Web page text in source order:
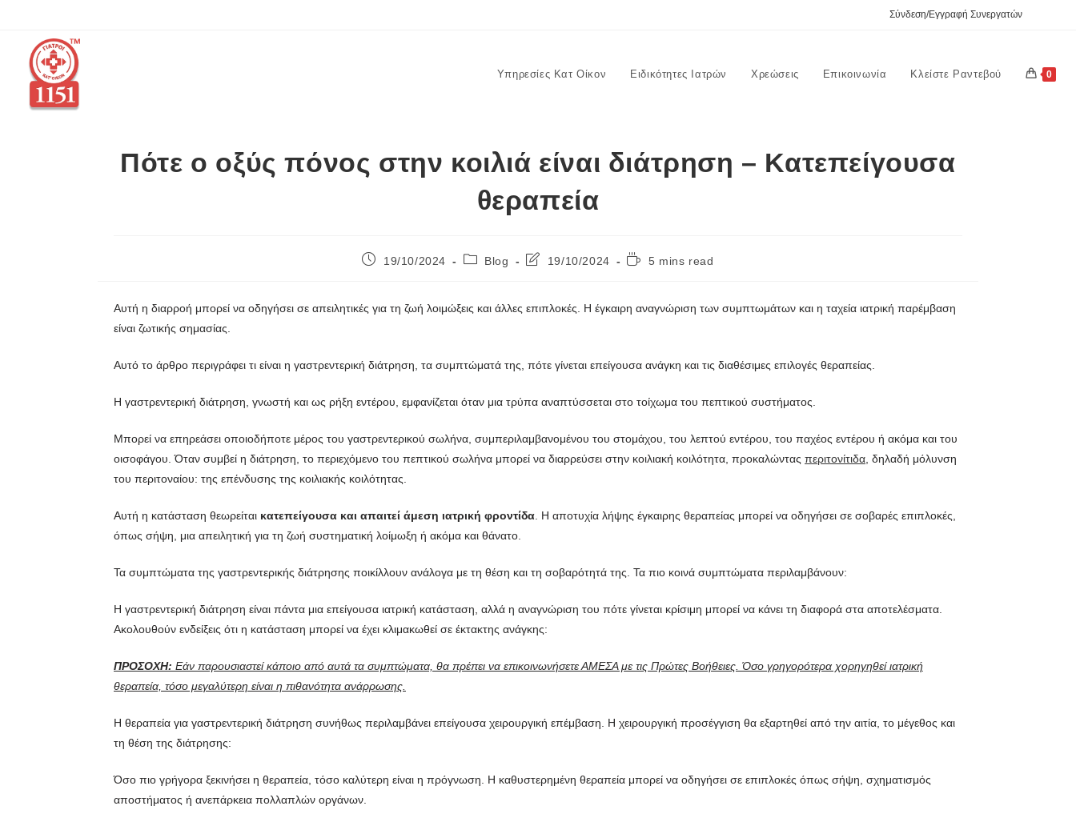
Σύνδεση/Εγγραφή Συνεργατών
Υπηρεσίες Κατ Οίκον Ειδικότητες Ιατρών Χρεώσεις Επικοινωνία Κλείστε Ραντεβού 0
Πότε ο οξύς πόνος στην κοιλιά είναι διάτρηση – Κατεπείγουσα
θεραπεία
19/10/2024 Blog 19/10/2024 5 mins read
Αυτή η διαρροή μπορεί να οδηγήσει σε απειλητικές για τη ζωή λοιμώξεις και άλλες επιπλοκές. Η έγκαιρη αναγνώριση των συμπτωμάτων και η ταχεία ιατρική παρέμβαση
είναι ζωτικής σημασίας.
Αυτό το άρθρο περιγράφει τι είναι η γαστρεντερική διάτρηση, τα συμπτώματά της, πότε γίνεται επείγουσα ανάγκη και τις διαθέσιμες επιλογές θεραπείας.
Η γαστρεντερική διάτρηση, γνωστή και ως ρήξη εντέρου, εμφανίζεται όταν μια τρύπα αναπτύσσεται στο τοίχωμα του πεπτικού συστήματος.
Μπορεί να επηρεάσει οποιοδήποτε μέρος του γαστρεντερικού σωλήνα, συμπεριλαμβανομένου του στομάχου, του λεπτού εντέρου, του παχέος εντέρου ή ακόμα και του
οισοφάγου. Όταν συμβεί η διάτρηση, το περιεχόμενο του πεπτικού σωλήνα μπορεί να διαρρεύσει στην κοιλιακή κοιλότητα, προκαλώντας περιτονίτιδα , δηλαδή μόλυνση
του περιτοναίου: της επένδυσης της κοιλιακής κοιλότητας.
Αυτή η κατάσταση θεωρείται κατεπείγουσα και απαιτεί άμεση ιατρική φροντίδα . Η αποτυχία λήψης έγκαιρης θεραπείας μπορεί να οδηγήσει σε σοβαρές επιπλοκές,
όπως σήψη, μια απειλητική για τη ζωή συστηματική λοίμωξη ή ακόμα και θάνατο.
Τα συμπτώματα της γαστρεντερικής διάτρησης ποικίλλουν ανάλογα με τη θέση και τη σοβαρότητά της. Τα πιο κοινά συμπτώματα περιλαμβάνουν:
Η γαστρεντερική διάτρηση είναι πάντα μια επείγουσα ιατρική κατάσταση, αλλά η αναγνώριση του πότε γίνεται κρίσιμη μπορεί να κάνει τη διαφορά στα αποτελέσματα.
Ακολουθούν ενδείξεις ότι η κατάσταση μπορεί να έχει κλιμακωθεί σε έκτακτης ανάγκης:
ΠΡΟΣΟΧΗ: Εάν παρουσιαστεί κάποιο από αυτά τα συμπτώματα, θα πρέπει να επικοινωνήσετε ΑΜΕΣΑ με τις Πρώτες Βοήθειες. Όσο γρηγορότερα χορηγηθεί ιατρική
θεραπεία, τόσο μεγαλύτερη είναι η πιθανότητα ανάρρωσης.
Η θεραπεία για γαστρεντερική διάτρηση συνήθως περιλαμβάνει επείγουσα χειρουργική επέμβαση. Η χειρουργική προσέγγιση θα εξαρτηθεί από την αιτία, το μέγεθος και
τη θέση της διάτρησης:
Όσο πιο γρήγορα ξεκινήσει η θεραπεία, τόσο καλύτερη είναι η πρόγνωση. Η καθυστερημένη θεραπεία μπορεί να οδηγήσει σε επιπλοκές όπως σήψη, σχηματισμός
αποστήματος ή ανεπάρκεια πολλαπλών οργάνων.